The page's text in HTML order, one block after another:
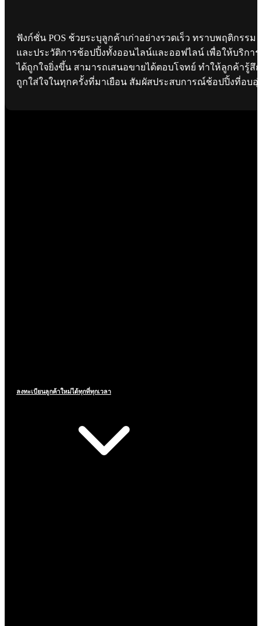
ฟังก์ชั่น POS ช้วยระบุลูกค้าเก่าอย่างรวดเร็ว ทราบพฤติกรรม
และประวัติการช้อปปิ้งทั้งออนไลน์และออฟไลน์ เพื่อให้บริการ
ได้ถูกใจยิ่งขึ้น สามารถเสนอขายได้ตอบโจทย์ ทำให้ลูกค้ารู้สึก
ถูกใส่ใจในทุกครั้งที่มาเยือน สัมผัสประสบการณ์ช้อปปิ้งที่อบอุ่
ลงทะเบียนลูกค้าใหม่ได้ทุกที่ทุกเวลา